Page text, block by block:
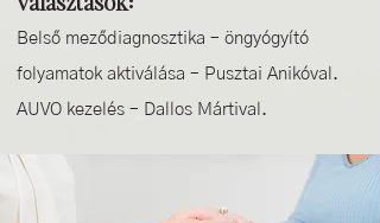
Belső meződiagnosztika – öngyógyító
folyamatok aktiválása – Pusztai Anikóval.
AUVO kezelés – Dallos Mártival.